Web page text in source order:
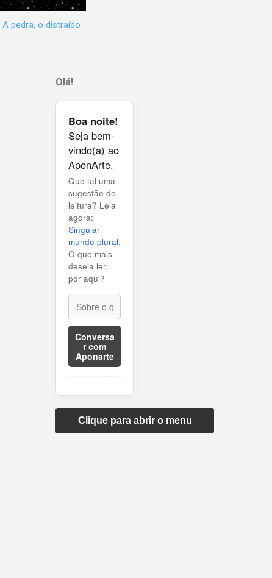
A pedra, o distraído
Olá!
Boa noite!
Seja bem-
vindo(a) ao
AponArte.
Que tal uma
sugestão de
leitura? Leia
agora:
Singular
mundo plural.
O que mais
deseja ler
por aqui?
Conversa
r com
Aponarte
Clique para abrir o menu